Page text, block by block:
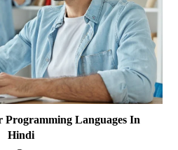
Programming Languages In
Hindi